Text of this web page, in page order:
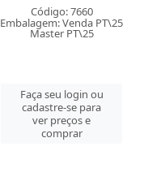
Código: 7660
Embalagem: Venda PT\25
Master PT\25
Faça seu login ou
cadastre-se para
ver preços e
comprar